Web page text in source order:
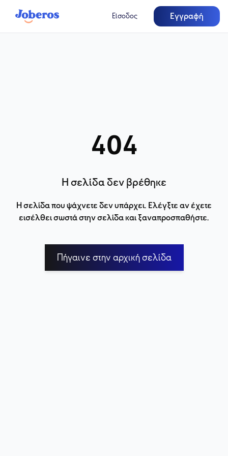
Είσοδος Εγγραφή
404
Η σελίδα δεν βρέθηκε
Η σελίδα που ψάχνετε δεν υπάρχει. Ελέγξτε αν έχετε
εισέλθει σωστά στην σελίδα και ξαναπροσπαθήστε.
Πήγαινε στην αρχική σελίδα